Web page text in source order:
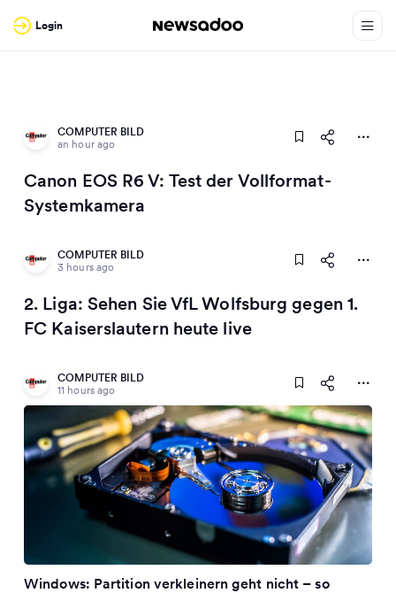
Login
COMPUTER BILD
an hour ago
Canon EOS R6 V: Test der Vollformat-
Systemkamera
COMPUTER BILD
3 hours ago
2. Liga: Sehen Sie VfL Wolfsburg gegen 1.
FC Kaiserslautern heute live
COMPUTER BILD
11 hours ago
Windows: Partition verkleinern geht nicht – so